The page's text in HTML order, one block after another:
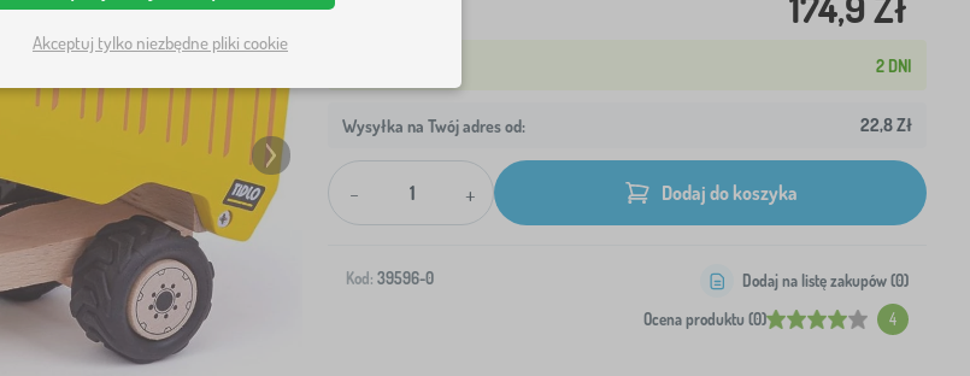
2 DNI
Wysyłka na Twój adres od: 22,8 Zł
- + Dodaj do koszyka
Kod: 39596-0
Ocena produktu (0) 4
Dodaj na listę zakupów (0)
Akceptuj tylko niezbędne pliki cookie